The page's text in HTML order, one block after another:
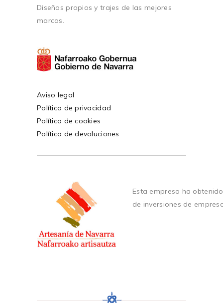
Diseños propios y trajes de las mejores
marcas.
Aviso legal
Política de privacidad
Política de cookies
Política de devoluciones
Esta empresa ha
de inversiones de